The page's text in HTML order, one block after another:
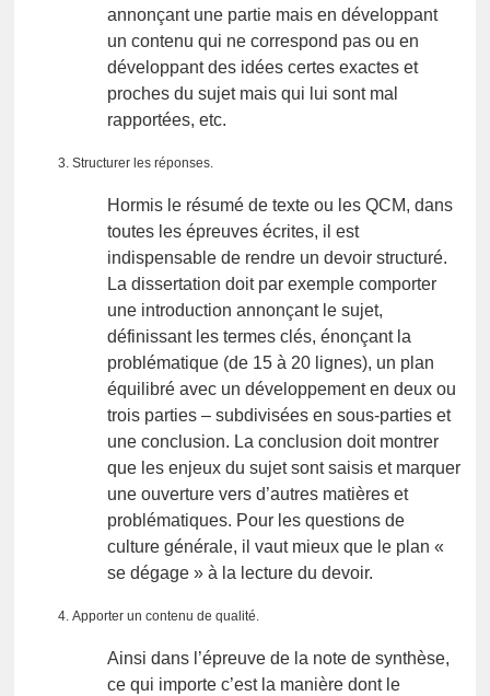
annonçant une partie mais en développant
un contenu qui ne correspond pas ou en
développant des idées certes exactes et
proches du sujet mais qui lui sont mal
rapportées, etc.
Structurer les réponses.
Hormis le résumé de texte ou les QCM, dans
toutes les épreuves écrites, il est
indispensable de rendre un devoir structuré.
La dissertation doit par exemple comporter
une introduction annonçant le sujet,
définissant les termes clés, énonçant la
problématique (de 15 à 20 lignes), un plan
équilibré avec un développement en deux ou
trois parties – subdivisées en sous-parties et
une conclusion. La conclusion doit montrer
que les enjeux du sujet sont saisis et marquer
une ouverture vers d’autres matières et
problématiques. Pour les questions de
culture générale, il vaut mieux que le plan «
se dégage » à la lecture du devoir.
Apporter un contenu de qualité.
Ainsi dans l’épreuve de la note de synthèse,
ce qui importe c’est la manière dont le